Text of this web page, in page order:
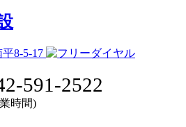
8-5-17
591-2522
時間)